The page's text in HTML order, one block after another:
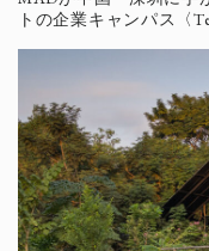
トの企業キャンパス〈